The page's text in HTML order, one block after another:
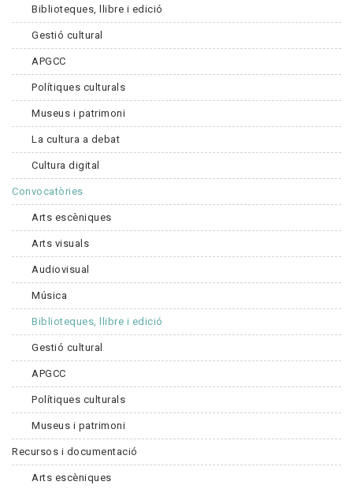
Biblioteques, llibre i edició
Gestió cultural
APGCC
Polítiques culturals
Museus i patrimoni
La cultura a debat
Cultura digital
Convocatòries
Arts escèniques
Arts visuals
Audiovisual
Música
Biblioteques, llibre i edició
Gestió cultural
APGCC
Polítiques culturals
Museus i patrimoni
Recursos i documentació
Arts escèniques